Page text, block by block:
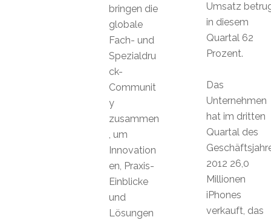
Umsatz
in diesem
Quartal 62
Prozent.
Das
Unternehmen
hat im dritten
Quartal des
2012 26,0
Millionen
iPhones
verkauft, das
bringen die
globale
Fach- und
Spezialdru
ck-
Communit
y
zusammen
, um
Innovation
en, Praxis-
Einblicke
und
Lösungen